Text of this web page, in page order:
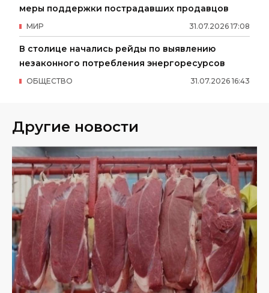
меры поддержки пострадавших продавцов
31.07.2026 17:08
МИР
В столице начались рейды по выявлению
незаконного потребления энергоресурсов
31.07.2026 16:43
ОБЩЕСТВО
Другие новости